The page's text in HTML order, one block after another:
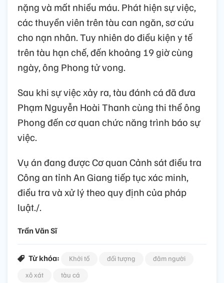
nặng và mất nhiều máu. Phát hiện sự việc,
các thuyền viên trên tàu can ngăn, sơ cứu
cho nạn nhân. Tuy nhiên do điều kiện y tế
trên tàu hạn chế, đến khoảng 19 giờ cùng
ngày, ông Phong tử vong.
Sau khi sự việc xảy ra, tàu đánh cá đã đưa
Phạm Nguyễn Hoài Thanh cùng thi thể ông
Phong đến cơ quan chức năng trình báo sự
việc.
Vụ án đang được Cơ quan Cảnh sát điều tra
Công an tỉnh An Giang tiếp tục xác minh,
điều tra và xử lý theo quy định của pháp
luật./.
Trần Văn Sĩ
Từ khóa: Khởi tố đối tượng
đâm người
xô xát
tàu cá